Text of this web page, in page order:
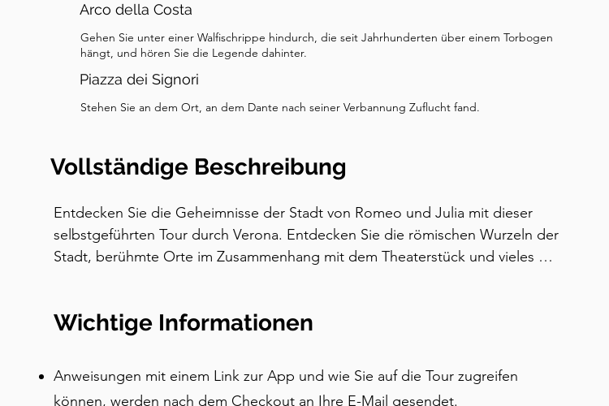
Arco della Costa
Gehen Sie unter einer Walfischrippe hindurch, die seit Jahrhunderten über einem Torbogen
hängt, und hören Sie die Legende dahinter.
Piazza dei Signori
Stehen Sie an dem Ort, an dem Dante nach seiner Verbannung Zuflucht fand.
Vollständige Beschreibung
Entdecken Sie die Geheimnisse der Stadt von Romeo und Julia mit dieser
selbstgeführten Tour durch Verona. Entdecken Sie die römischen Wurzeln der
Stadt, berühmte Orte im Zusammenhang mit dem Theaterstück und vieles
Diese Tour bietet die perfekte Orientierung für diejenigen, die zum ersten Mal
Wichtige Informationen
Anweisungen mit einem Link zur App und wie Sie auf die Tour zugreifen
können, werden nach dem Checkout an Ihre E-Mail gesendet.